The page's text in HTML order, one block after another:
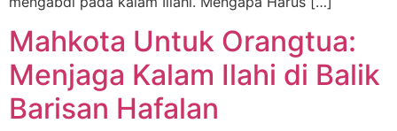
Mahkota Untuk Orangtua:
Menjaga Kalam Ilahi di Balik
Barisan Hafalan